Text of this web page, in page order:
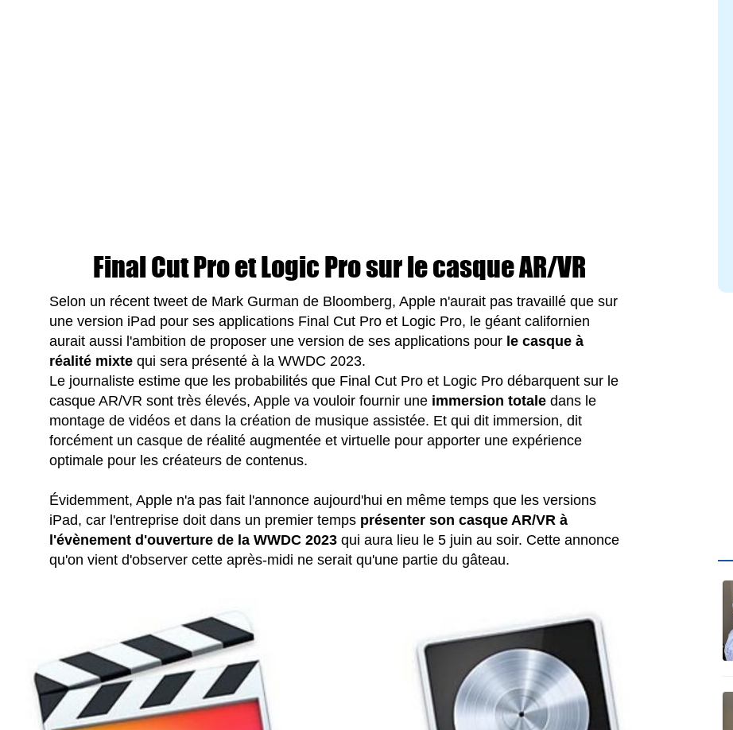
Final Cut Pro et Logic Pro sur le casque AR/VR
Selon un récent tweet de Mark Gurman de Bloomberg, Apple n'aurait pas travaillé que sur
une version iPad pour ses applications Final Cut Pro et Logic Pro, le géant californien
aurait aussi l'ambition de proposer une version de ses applications pour le casque à
réalité mixte qui sera présenté à la WWDC 2023.
Le journaliste estime que les probabilités que Final Cut Pro et Logic Pro débarquent sur le
casque AR/VR sont très élevés, Apple va vouloir fournir une immersion totaledans le
montage de vidéos et dans la création de musique assistée. Et qui dit immersion, dit
forcément un casque de réalité augmentée et virtuelle pour apporter une expérience
optimale pour les créateurs de contenus.
Évidemment, Apple n'a pas fait l'annonce aujourd'hui en même temps que les versions
iPad, car l'entreprise doit dans un premier temps présenter son casque AR/VR à
l'évènement d'ouverture de la WWDC 2023qui aura lieu le 5 juin au soir. Cette annonce
qu'on vient d'observer cette après-midi ne serait qu'une partie du gâteau.